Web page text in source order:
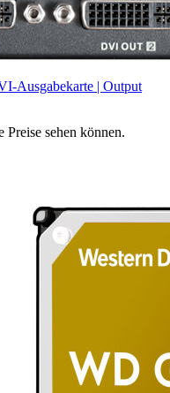
| Output
Preise sehen können.